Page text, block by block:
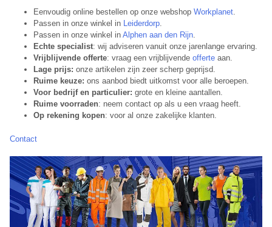
Eenvoudig online bestellen op onze webshop Workplanet.
Passen in onze winkel in Leiderdorp.
Passen in onze winkel in Alphen aan den Rijn.
Echte specialist: wij adviseren vanuit onze jarenlange ervaring.
Vrijblijvende offerte: vraag een vrijblijvende offerte aan.
Lage prijs: onze artikelen zijn zeer scherp geprijsd.
Ruime keuze: ons aanbod biedt uitkomst voor alle beroepen.
Voor bedrijf en particulier: grote en kleine aantallen.
Ruime voorraden: neem contact op als u een vraag heeft.
Op rekening kopen: voor al onze zakelijke klanten.
Contact